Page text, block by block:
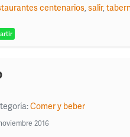
centenarios,salir,
Comer y beber
2016